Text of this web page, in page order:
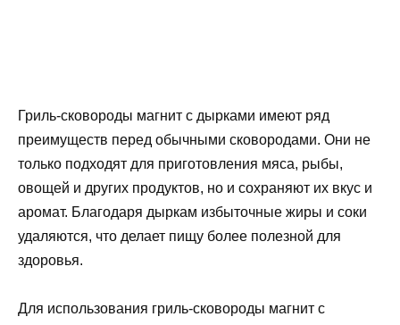
Гриль-сковороды магнит с дырками имеют ряд
преимуществ перед обычными сковородами. Они не
только подходят для приготовления мяса, рыбы,
овощей и других продуктов, но и сохраняют их вкус и
аромат. Благодаря дыркам избыточные жиры и соки
удаляются, что делает пищу более полезной для
здоровья.
Для использования гриль-сковороды магнит с